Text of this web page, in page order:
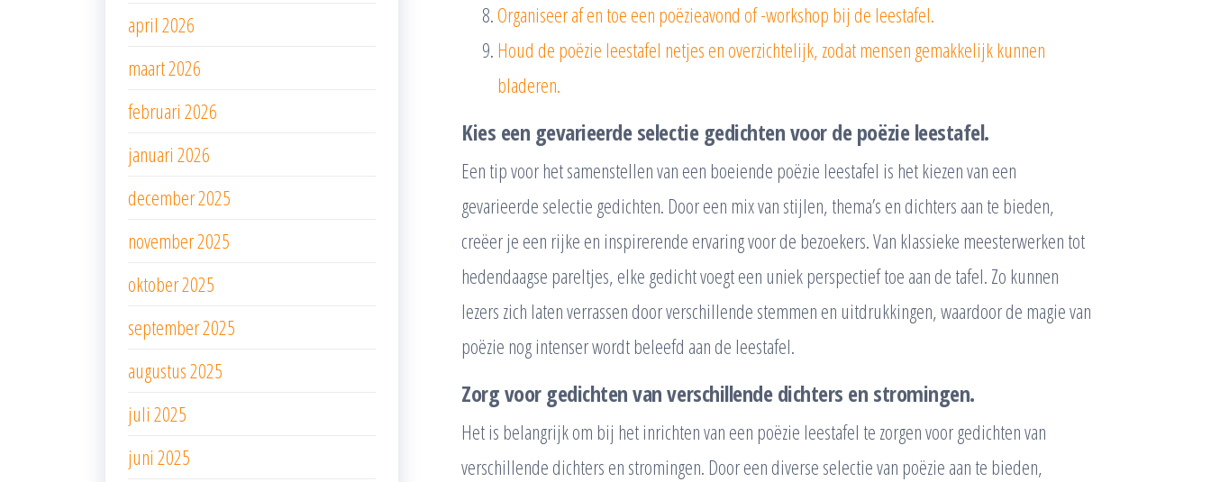
Organiseer af en toe een poëzieavond of -workshop bij de leestafel.
Houd de poëzie leestafel netjes en overzichtelijk, zodat mensen gemakkelijk kunnen
bladeren.
Kies een gevarieerde selectie gedichten voor de poëzie leestafel.
Een tip voor het samenstellen van een boeiende poëzie leestafel is het kiezen van een
gevarieerde selectie gedichten. Door een mix van stijlen, thema’s en dichters aan te bieden,
creëer je een rijke en inspirerende ervaring voor de bezoekers. Van klassieke meesterwerken tot
hedendaagse pareltjes, elke gedicht voegt een uniek perspectief toe aan de tafel. Zo kunnen
lezers zich laten verrassen door verschillende stemmen en uitdrukkingen, waardoor de magie van
poëzie nog intenser wordt beleefd aan de leestafel.
Zorg voor gedichten van verschillende dichters en stromingen.
Het is belangrijk om bij het inrichten van een poëzie leestafel te zorgen voor gedichten van
verschillende dichters en stromingen. Door een diverse selectie van poëzie aan te bieden,
april 2026
maart 2026
februari 2026
januari 2026
december 2025
november 2025
oktober 2025
september 2025
augustus 2025
juli 2025
juni 2025